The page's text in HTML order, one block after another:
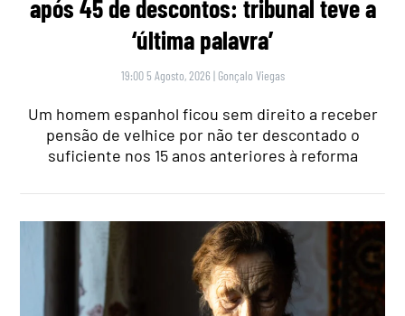
após 45 de descontos: tribunal teve a
‘última palavra’
19:00 5 Agosto, 2026 | Gonçalo Viegas
Um homem espanhol ficou sem direito a receber
pensão de velhice por não ter descontado o
suficiente nos 15 anos anteriores à reforma